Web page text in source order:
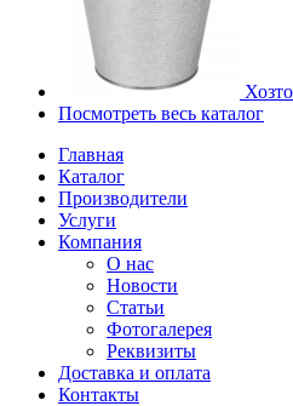
Посмотреть весь каталог
Главная
Каталог
Производители
Услуги
Компания
О нас
Новости
Статьи
Фотогалерея
Реквизиты
Доставка и оплата
Контакты